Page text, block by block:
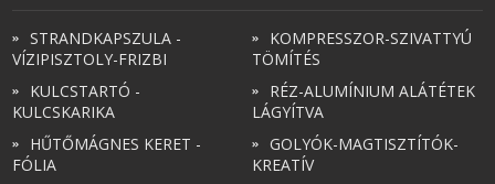
STRANDKAPSZULA -
VÍZIPISZTOLY-FRIZBI
KULCSTARTÓ -
KULCSKARIKA
HŰTŐMÁGNES KERET -
FÓLIA
KOMPRESSZOR-SZIVATTYÚ
TÖMÍTÉS
RÉZ-ALUMÍNIUM ALÁTÉTEK
LÁGYÍTVA
GOLYÓK-MAGTISZTÍTÓK-
KREATÍV